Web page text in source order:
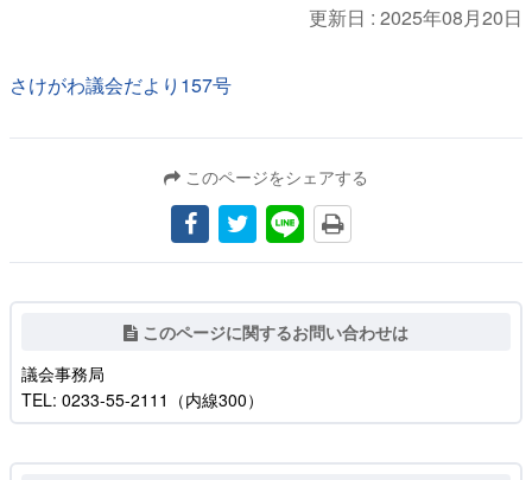
更新日 : 2025年08月20日
さけがわ議会だより157号
このページをシェアする
このページに関するお問い合わせは
議会事務局
TEL: 0233-55-2111（内線300）